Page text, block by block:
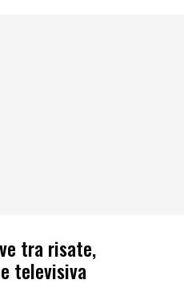
tra risate,
televisiva